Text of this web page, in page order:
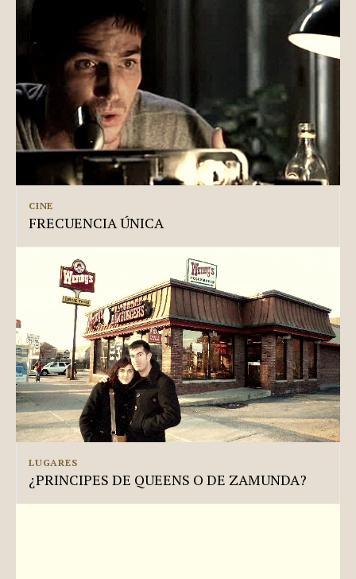
CINE
FRECUENCIA ÚNICA
LUGARES
¿PRINCIPES DE QUEENS O DE ZAMUNDA?